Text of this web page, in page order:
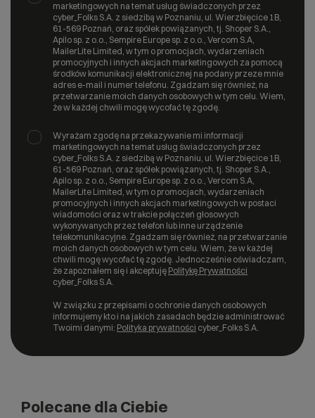
marketingowych na temat usług świadczonych przez
cyber_Folks S.A. z siedzibą w Poznaniu, ul. Wierzbięcice 1B,
61-569 Poznań, oraz spółek powiązanych, tj. Shoper S.A.,
Apilo sp. z o.o., Sempire Europe sp. z o.o., Vercom S.A,
MailerLite Limited, w tym o promocjach, wydarzeniach
promocyjnych i innych akcjach marketingowych za pomocą
środków komunikacji elektronicznej na podany przeze mnie
adres e-mail i numer telefonu. Zgadzam się również, na
przetwarzanie moich danych osobowych w tym celu. Wiem,
że w każdej chwili mogę wycofać tę zgodę.
Wyrażam zgodę na przekazywanie mi informacji
marketingowych na temat usług świadczonych przez
cyber_Folks S.A. z siedzibą w Poznaniu, ul. Wierzbięcice 1B,
61-569 Poznań, oraz spółek powiązanych, tj. Shoper S.A.,
Apilo sp. z o.o., Sempire Europe sp. z o.o., Vercom S.A,
MailerLite Limited, w tym o promocjach, wydarzeniach
promocyjnych i innych akcjach marketingowych w postaci
wiadomości oraz w trakcie połączeń głosowych
wykonywanych przez telefon lub inne urządzenie
telekomunikacyjne. Zgadzam się również, na przetwarzanie
moich danych osobowych w tym celu. Wiem, że w każdej
chwili mogę wycofać tę zgodę. Jednocześnie oświadczam,
że zapoznałem się i akceptuję Politykę Prywatności
cyber_Folks S.A.
W związku z przepisami o ochronie danych osobowych
informujemy kto i na jakich zasadach będzie administrować
Twoimi danymi: Polityka prywatności cyber_Folks S.A.
Polecane dla Ciebie